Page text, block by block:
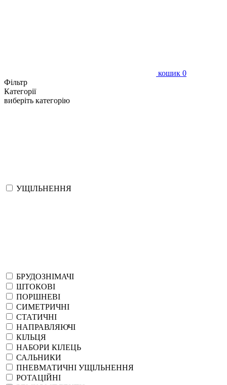
кошик 0
Фільтр
Категорії
виберіть категорію
УЩІЛЬНЕННЯ
БРУДОЗНІМАЧІ
ШТОКОВІ
ПОРШНЕВІ
СИМЕТРИЧНІ
СТАТИЧНІ
НАПРАВЛЯЮЧІ
КІЛЬЦЯ
НАБОРИ КІЛЕЦЬ
САЛЬНИКИ
ПНЕВМАТИЧНІ УЩІЛЬНЕННЯ
РОТАЦІЙНІ